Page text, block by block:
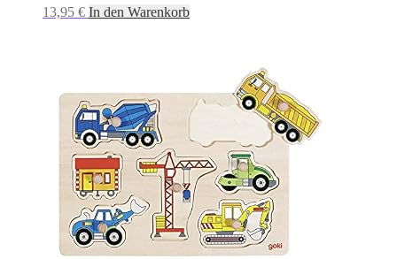
13,95 € In den Warenkorb